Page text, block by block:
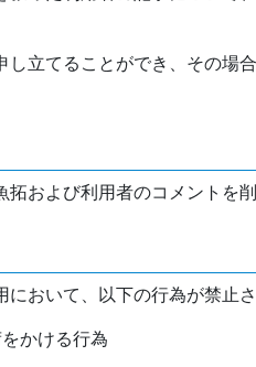
立てることができ、その場
および利用者のコメントを
おいて、以下の行為が禁止さ
かける行為